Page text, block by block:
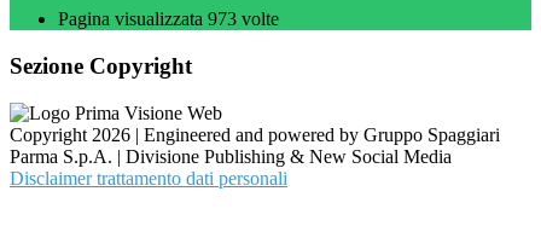
Pagina visualizzata 973 volte
Sezione Copyright
Copyright 2026 | Engineered and powered by Gruppo Spaggiari
Parma S.p.A. | Divisione Publishing & New Social Media
Disclaimer trattamento dati personali